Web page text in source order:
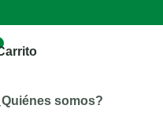
somos?